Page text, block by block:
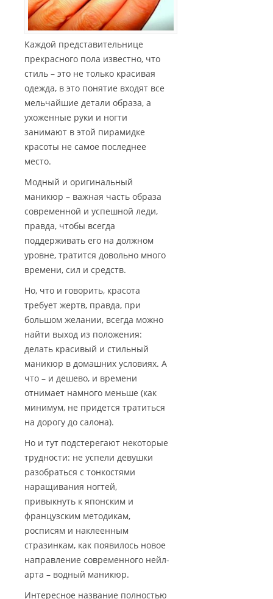
Каждой представительнице
прекрасного пола известно, что
стиль – это не только красивая
одежда, в это понятие входят все
мельчайшие детали образа, а
ухоженные руки и ногти
занимают в этой пирамидке
красоты не самое последнее
место.
Модный и оригинальный
маникюр – важная часть образа
современной и успешной леди,
правда, чтобы всегда
поддерживать его на должном
уровне, тратится довольно много
времени, сил и средств.
Но, что и говорить, красота
требует жертв, правда, при
большом желании, всегда можно
найти выход из положения:
делать красивый и стильный
маникюр в домашних условиях. А
что – и дешево, и времени
отнимает намного меньше (как
минимум, не придется тратиться
на дорогу до салона).
Но и тут подстерегают некоторые
трудности: не успели девушки
разобраться с тонкостями
наращивания ногтей,
привыкнуть к японским и
французским методикам,
росписям и наклеенным
стразинкам, как появилось новое
направление современного нейл-
арта – водный маникюр.
Интересное название полностью